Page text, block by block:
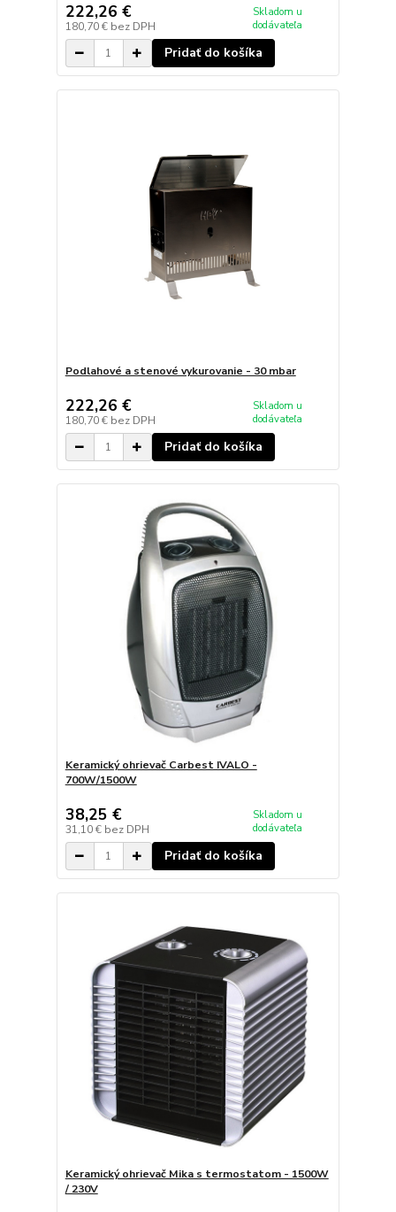
222,26 €
180,70 € bez DPH
Skladom u
dodávateľa
Pridať do košíka
Podlahové a stenové vykurovanie - 30 mbar
222,26 €
180,70 € bez DPH
Skladom u
dodávateľa
Pridať do košíka
Keramický ohrievač Carbest IVALO -
700W/1500W
38,25 €
31,10 € bez DPH
Skladom u
dodávateľa
Pridať do košíka
Keramický ohrievač Mika s termostatom - 1500W
/ 230V